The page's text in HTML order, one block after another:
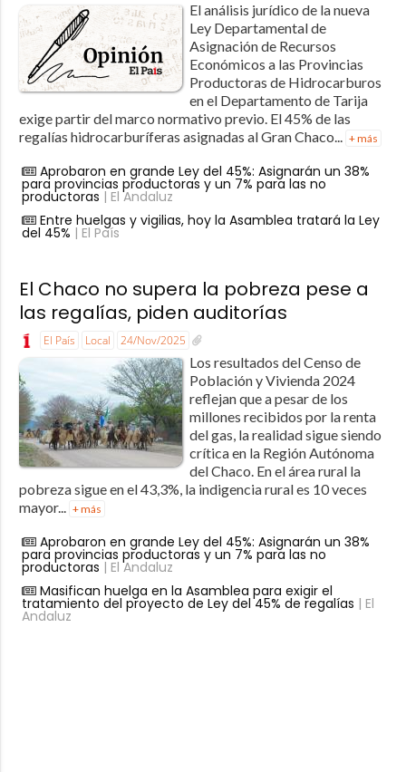
El análisis jurídico de la nueva
Ley Departamental de
Asignación de Recursos
Económicos a las Provincias
Productoras de Hidrocarburos
en el Departamento de Tarija
exige partir del marco normativo previo. El 45% de las
regalías hidrocarburíferas asignadas al Gran Chaco... + más
Aprobaron en grande Ley del 45%: Asignarán un 38%
para provincias productoras y un 7% para las no
productoras | El Andaluz
Entre huelgas y vigilias, hoy la Asamblea tratará la Ley
del 45% | El País
El Chaco no supera la pobreza pese a
las regalías, piden auditorías
El País Local 24/Nov/2025
Los resultados del Censo de
Población y Vivienda 2024
reflejan que a pesar de los
millones recibidos por la renta
del gas, la realidad sigue siendo
crítica en la Región Autónoma
del Chaco. En el área rural la
pobreza sigue en el 43,3%, la indigencia rural es 10 veces
mayor... + más
Aprobaron en grande Ley del 45%: Asignarán un 38%
para provincias productoras y un 7% para las no
productoras | El Andaluz
Masifican huelga en la Asamblea para exigir el
tratamiento del proyecto de Ley del 45% de regalías | El
Andaluz